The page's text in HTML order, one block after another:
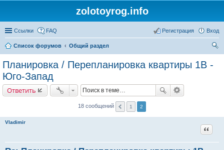
zolotoyrog.info
Ссылки FAQ Вход
Регистрация
Список форумов
Общий раздел
Планировка / Перепланировка квартиры 1В -
Юго-Запад
Ответить
18 сообщений 1 2
Vladimir